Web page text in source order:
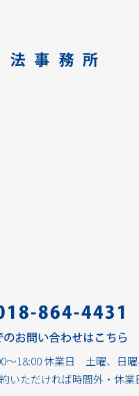
～18:00 休業日 土曜、日曜
いただければ時間外・休業